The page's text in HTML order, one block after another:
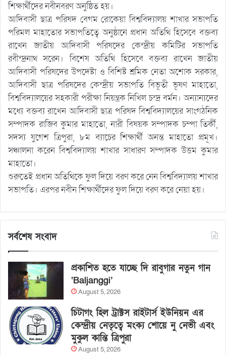
শিক্ষার্থীদের নবীনবরণ অনুষ্ঠিত হয়।
আদিবাসী ছাত্র পরিষদ বেগম রোকেয়া বিশ্ববিদ্যালয় শাখার সভাপতি
পরিমল মাহাতোর সভাপতিত্বে অনুষ্ঠানে প্রধান অতিথি হিসেবে বক্তব্য
রাখেন জাতীয় আদিবাসী পরিষদের কেন্দ্রীয় কমিটির সভাপতি
রবীন্দ্রনাথ সরেন। বিশেষ অতিথি হিসেবে বক্তব্য রাখেন জাতীয়
আদিবাসী পরিষদের উপদেষ্টা ও বিশিষ্ট শ্রমিক নেতা অশোক সরকার,
আদিবাসী ছাত্র পরিষদের কেন্দ্রীয় সভাপতি বিভূতী ভূষণ মাহাতো,
বিশ্ববিদ্যালয়ের সহকারী পরীক্ষা নিয়ন্ত্রক নিখিল চন্দ্র বর্মন। অন্যান্যদের
মধ্যে বক্তব্য রাখেন আদিবাসী ছাত্র পরিষদ বিশ্ববিদ্যালয়ের সাংগঠনিক
সম্পাদক রাজিব কুমার মাহাতো, নারী বিষয়ক সম্পাদক চম্পা তির্কী,
সদস্য যুগেশ ত্রিপুরা, ৮ম ব্যাচের শিক্ষার্থী অনন্ত মাহাতো প্রমূখ।
সঞ্চালনা করেন বিশ্ববিদ্যালয় শাখার সাধারণ সম্পাদক উত্তম কুমার
মাহাতো।
শুরুতেই প্রধান অতিথিকে ফুল দিয়ে বরণ করে নেন বিশ্ববিদ্যালয় শাখার
সভাপতি। এরপর নবীন শিক্ষার্থীদের ফুল দিয়ে বরণ করে নেয়া হয়।
সর্বশেষ সংবাদ
প্রকাশিত হতে যাচ্ছে দি রাবুগার নতুন গান
‘Baljanggi’
August 5, 2026
চিটাগং হিল ট্রাক্টস রাইটার্স ইউনিয়ন এর
কেন্দ্রীয় নেতৃত্বে মংক্য শোয়ে নু নেভী এবং
মুকুল কান্তি ত্রিপুরা
August 5, 2026